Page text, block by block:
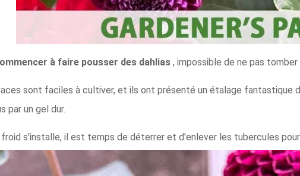
à faire pousser des dahlias , impossible de ne pas
sont faciles à cultiver, et ils ont présenté un étalage fantastique
par un gel dur.
s'installe, il est temps de déterrer et d'enlever les tubercules